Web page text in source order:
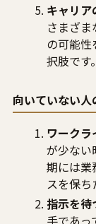
キャリア
さまざ
の可能
択肢です。
向いていない人
ワークラ
が少ない
期には業
スを保ち
指示を待
手であっ